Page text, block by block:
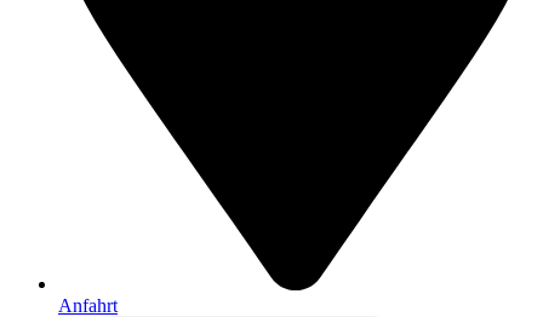
Anfahrt